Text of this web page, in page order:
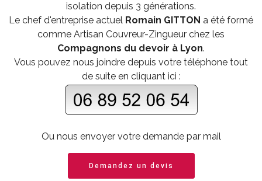
isolation depuis 3 générations.
Le chef d'entreprise actuel Romain GITTON a été formé
comme Artisan Couvreur-Zingueur chez les
Compagnons du devoir à Lyon.
Vous pouvez nous joindre depuis votre téléphone tout
de suite en cliquant ici :
Ou nous envoyer votre demande par mail
Demandez un devis